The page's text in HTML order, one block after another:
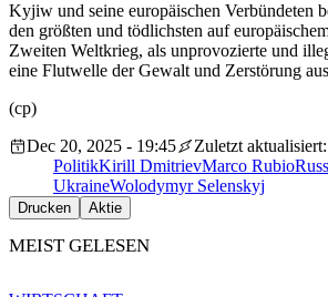
Kyjiw und seine europäischen Verbündeten
den größten und tödlichsten auf
Zweiten Weltkrieg, als unprovozierte und
eine Flutwelle der Gewalt und Zerstörung
(cp)
Dec 20, 2025 - 19:45
Zuletzt
PolitikKirill DmitrievMarco Rubio
UkraineWolodymyr Selenskyj
Drucken Aktie
MEIST GELESEN